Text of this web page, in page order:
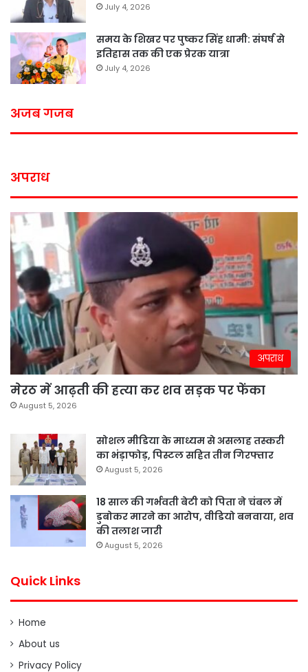
July 4, 2026
समय के शिखर पर पुष्कर सिंह धामी: संघर्ष से
इतिहास तक की एक प्रेरक यात्रा
July 4, 2026
अजब गजब
अपराध
अपराध
मेरठ में आढ़ती की हत्या कर शव सड़क पर फेंका
August 5, 2026
सोशल मीडिया के माध्यम से असलाह तस्करी
का भंड़ाफोड़, पिस्टल सहित तीन गिरफ्तार
August 5, 2026
18 साल की गर्भवती बेटी को पिता ने चंबल में
डुबोकर मारने का आरोप, वीडियो बनवाया, शव
की तलाश जारी
August 5, 2026
Quick Links
Home
About us
Privacy Policy